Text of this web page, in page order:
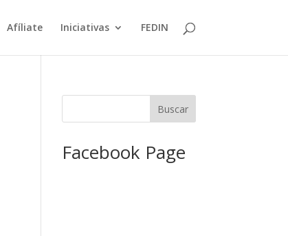
Afíliate Iniciativas FEDIN
Facebook Page